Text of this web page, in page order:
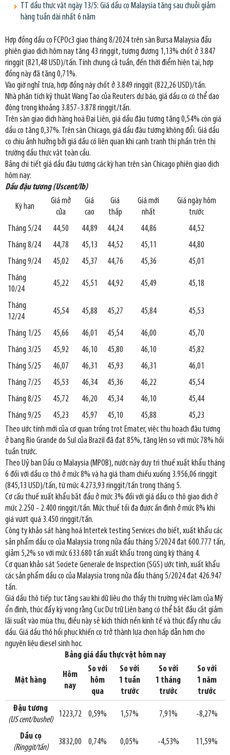
TT dầu thực vật ngày 13/5: Giá dầu cọ Malaysia tăng sau chuỗi giảm
hàng tuần dài nhất 6 năm
Hợp đồng dầu cọ FCPOc3 giao tháng 8/2024 trên sàn Bursa Malaysia đầu
phiên giao dịch hôm nay tăng 43 ringgit, tương đương 1,13% chốt ở 3.847
ringgit (821,48 USD)/tấn. Tính chung cả tuần, đến thời điểm hiện tại, hợp
đồng này đã tăng 0,71%.
Vào giờ nghỉ trưa, hợp đồng này chốt ở 3.849 ringgit (822,26 USD)/tấn.
Nhà phân tích kỹ thuật Wang Tao của Reuters dự báo, giá dầu cọ có thể dao
động trong khoảng 3.857-3.878 ringgit/tấn.
Trên sàn giao dịch hàng hoá Đại Liên, giá dầu đậu tương tăng 0,54% còn giá
dầu cọ tăng 0,37%. Trên sàn Chicago, giá dầu đậu tương không đổi. Giá dầu
cọ chịu ảnh hưởng bởi giá dầu có liên quan khi cạnh tranh thị phần trên thị
trường dầu thực vật toàn cầu.
Bảng chi tiết giá dầu đậu tương các kỳ hạn trên sàn Chicago phiên giao dịch
hôm nay:
Dầu đậu tương (Uscent/lb)
Kỳ hạn
Giá mở
cửa
Giá
cao
Giá
thấp
Giá mới
nhất
Giá ngày hôm
trước
Tháng 5/24
44,50 44,89 44,24 44,86
44,52
Tháng 8/24
44,78 45,13 44,52 45,11
44,80
Tháng 9/24
45,02 45,37 44,76 45,36
45,01
Tháng
10/24
45,22 45,51 44,92 45,49 45,18
Tháng
12/24
45,54 45,88 45,27 45,84 45,53
Tháng 1/25 45,66 46,01 45,54 46,00
45,70
Tháng 3/25
45,92 46,10 45,80 46,10
45,82
Tháng 5/25
46,07 46,31 45,93 46,31
46,01
Tháng 7/25
45,53 46,34 45,36 46,22
45,54
Tháng 8/25
45,72 46,20 45,34 46,10
45,44
Tháng 9/25
45,23 45,97 45,10 45,88
45,23
Theo ước tính mới của cơ quan trồng trọt Emater, việc thu hoạch đậu tương
ở bang Rio Grande do Sul của Brazil đã đạt 85%, tăng lên so với mức 78% hồi
tuần trước.
Theo Uỷ ban Dầu cọ Malaysia (MPOB), nước này duy trì thuế xuất khẩu tháng
6 đối với dầu cọ thô ở mức 8% và hạ giá tham chiếu xuống 3.956,06 ringgit
(845,13 USD)/tấn, từ mức 4.273,93 ringgit/tấn trong tháng 5.
Cơ cấu thuế xuất khẩu bắt đầu ở mức 3% đối với giá dầu cọ thô giao dịch ở
mức 2.250 - 2.400 ringgit/tấn. Mức thuế tối đa được ấn định ở mức 8% khi
giá vượt quá 3.450 ringgit/tấn.
Công ty khảo sát hàng hoá Intertek testing Services cho biết, xuất khẩu các
sản phẩm dầu cọ của Malaysia trong nửa đầu tháng 5/2024 đạt 600.777 tấn,
giảm 5,2% so với mức 633.680 tấn xuất khẩu trong cùng kỳ tháng 4.
Cơ quan khảo sát Societe Generale de Inspection (SGS) ước tính, xuất khẩu
các sản phẩm dầu cọ của Malaysia trong nửa đầu tháng 5/2024 đạt 426.947
tấn.
Giá dầu thô tiếp tục tăng sau khi dữ liệu cho thấy thị trường việc làm của Mỹ
ổn định, thúc đẩy kỳ vọng rằng Cục Dự trữ Liên bang có thể bắt đầu cắt giảm
lãi suất vào mùa thu, điều này sẽ kích thích nền kinh tế và thúc đẩy nhu cầu
dầu. Giá dầu thô hồi phục khiến cọ trở thành lựa chọn hấp dẫn hơn cho
nguyên liệu diesel sinh học.
Bảng giá dầu thực vật hôm nay
Mặt hàng
Hôm
nay
So với
hôm
qua
So với
1 tuần
trước
So với
1 tháng
trước
So với
1 năm
trước
Đậu tương
(US cent/bushel)
1223,72 0,59% 1,57% 7,91% -8,27%
Dầu cọ
(Ringgit/tấn)
3832,00 0,74% 0,05% -4,53% 11,59%